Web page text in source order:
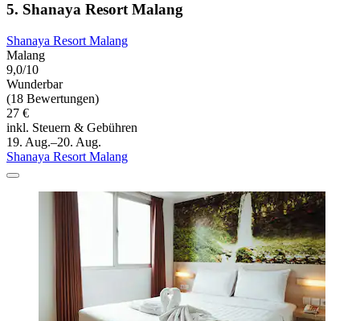
5. Shanaya Resort Malang
Shanaya Resort Malang
Malang
9,0/10
Wunderbar
(18 Bewertungen)
27 €
inkl. Steuern & Gebühren
19. Aug.–20. Aug.
Shanaya Resort Malang